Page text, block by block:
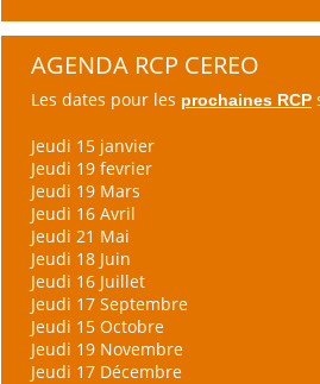
AGENDA RCP CEREO
Les dates pour les prochaines RCP
Jeudi 15 janvier
Jeudi 19 fevrier
Jeudi 19 Mars
Jeudi 16 Avril
Jeudi 21 Mai
Jeudi 18 Juin
Jeudi 16 Juillet
Jeudi 17 Septembre
Jeudi 15 Octobre
Jeudi 19 Novembre
Jeudi 17 Décembre